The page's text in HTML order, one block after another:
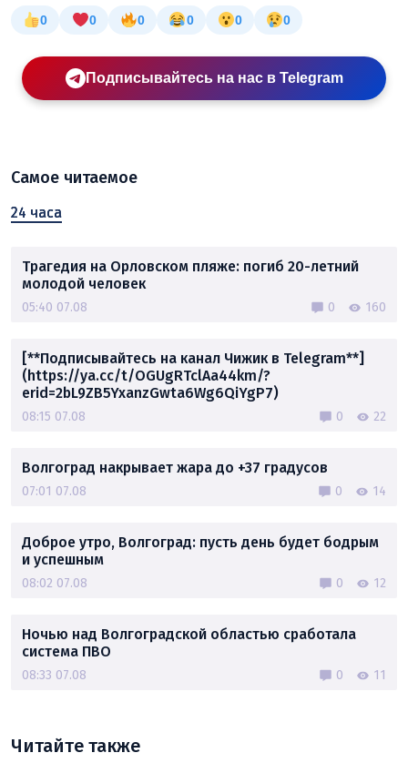
0 0 0 0 0 0
Подписывайтесь на нас в Telegram
Самое читаемое
24 часа
Трагедия на Орловском пляже: погиб 20-летний
молодой человек
05:40 07.08 0 160
[**Подписывайтесь на канал Чижик в Telegram**]
(https://ya.cc/t/OGUgRTclAa44km/?
erid=2bL9ZB5YxanzGwta6Wg6QiYgP7)
08:15 07.08 0 22
Волгоград накрывает жара до +37 градусов
07:01 07.08 0 14
Доброе утро, Волгоград: пусть день будет бодрым
и успешным
08:02 07.08 0 12
Ночью над Волгоградской областью сработала
система ПВО
08:33 07.08 0 11
Читайте также